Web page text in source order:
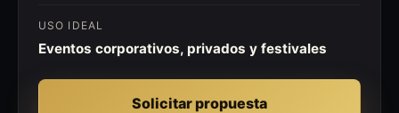
USO IDEAL
Eventos corporativos, privados y festivales
Solicitar propuesta